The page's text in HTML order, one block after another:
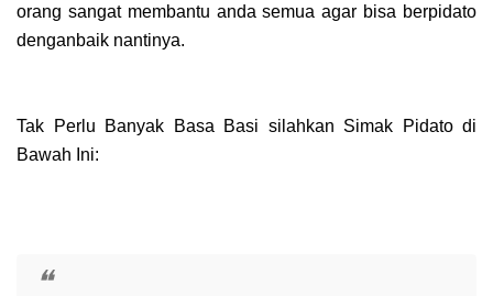
orang sangat membantu anda semua agar bisa berpidato
denganbaik nantinya.
Tak Perlu Banyak Basa Basi silahkan Simak Pidato di
Bawah Ini: